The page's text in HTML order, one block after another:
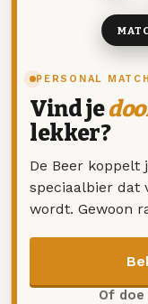
PERSONAL
Vind je
lekker?
De Beer koppelt
speciaalbier dat
wordt. Gewoon
Of